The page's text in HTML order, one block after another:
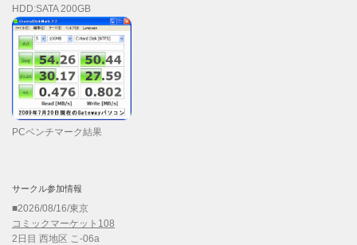
HDD:SATA 200GB
PCベンチマーク結果
サークル参加情報
■2026/08/16/東京
コミックマーケット108
2日目 西地区 こ-06a